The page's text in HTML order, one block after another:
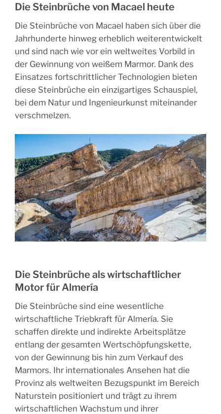
Die Steinbrüche von Macael heute
Die Steinbrüche von Macael haben sich über die
Jahrhunderte hinweg erheblich weiterentwickelt
und sind nach wie vor ein weltweites Vorbild in
der Gewinnung von weißem Marmor. Dank des
Einsatzes fortschrittlicher Technologien bieten
diese Steinbrüche ein einzigartiges Schauspiel,
bei dem Natur und Ingenieurkunst miteinander
verschmelzen.
Die Steinbrüche als wirtschaftlicher
Motor für Almería
Die Steinbrüche sind eine wesentliche
wirtschaftliche Triebkraft für Almería. Sie
schaffen direkte und indirekte Arbeitsplätze
entlang der gesamten Wertschöpfungskette,
von der Gewinnung bis hin zum Verkauf des
Marmors. Ihr internationales Ansehen hat die
Provinz als weltweiten Bezugspunkt im Bereich
Naturstein positioniert und trägt zu ihrem
wirtschaftlichen Wachstum und ihrer